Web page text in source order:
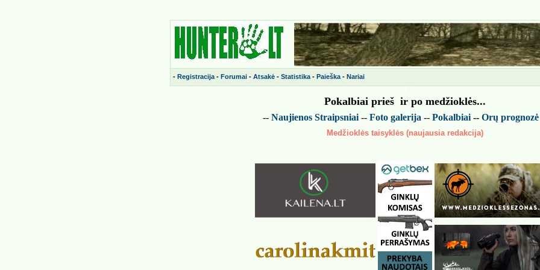
- Registracija - Forumai - Atsakė - Statistika - Paieška - Nariai
Pokalbiai prieš ir po medžioklės...
-- Naujienos Straipsniai -- Foto galerija -- Pokalbiai -- Orų prognozė
Medžioklės taisyklės (naujausia redakcija)